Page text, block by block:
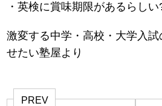
・英検に賞味期限があるらしい
激変する中学・高校・大学入
せたい塾屋より
PREV